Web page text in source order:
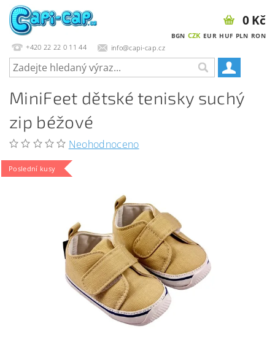
+420 22 22 0 11 44 info@capi-cap.cz
BGN CZK EUR HUF PLN RON
0 Kč
MiniFeet dětské tenisky suchý
zip béžové
Neohodnoceno
Poslední kusy